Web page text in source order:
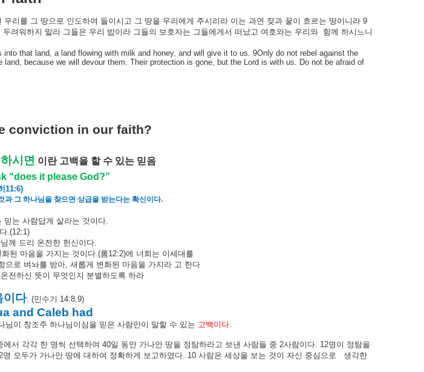
우리를 그 땅으로 인도하여 들이시고 그 땅을 우리에게 주시리라 이는 과연 젖과 꿀이 흐르는 땅이니라 9
려워하지 말라 그들은 우리 밥이라 그들의 보호자는 그들에게서 떠났고 여호와는 우리와 함께 하시느니
that land, a land flowing with milk and honey, and will give it to us. 9Only do not rebel against the
land, because we will devour them. Their protection is gone, but the Lord is with us. Do not be afraid of
conviction in our faith?
시면 이란 고백을 할 수 있는 믿음
“does it please God?”
11:6)
과 그 하나님을 찾으면 상급을 받는다는 확신이다.
믿는 사람답게 살라는 것이다.
.(12:1)
께 드리 온전한 헌신이다.
화된 마음을 가지는 것이다.(롬12:2)에 너희는 이세대를
으로 벼놔를 받아, 새롭게 변화된 마음을 가지라 고 한다
온전하신 뜻이 무엇인지 분별하도록 하라
이다. (민수기 14:8,9)
and Caleb had
님이 창조주 하나님이심을 믿은 사람만이 말할 수 있는 고백이다.
에서 각각 한 명씩 선택하여 40일 동안 가나안 땅을 정탐하라고 보낸 사람들 중 2사람이다. 12명이 정탐을
명 모두가 가나안 땅에 대하여 정확하게 보고하였다. 10 사람은 세상을 보는 것이 자신 중심으로
생각한